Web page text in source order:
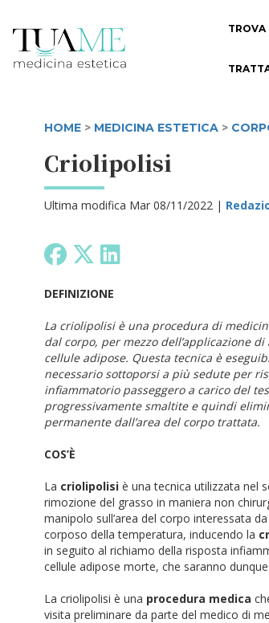
TROVA
HOME > MEDICINA ESTETICA >
Criolipolisi
Ultima modifica Mar 08/11/2022 |
DEFINIZIONE
La criolipolisi è una procedura di
dal corpo, per mezzo dell’applicazione
cellule adipose. Questa tecnica è
necessario sottoporsi a più sedute per
infiammatorio passeggero a carico del
progressivamente smaltite e quindi
permanente dall’area del corpo trattata.
COS’È
La criolipolisi è una tecnica utilizzata nel
rimozione del grasso in maniera non
manipolo sull’area del corpo interessata
corposo della temperatura, inducendo la
in seguito al richiamo della risposta
cellule adipose morte, che saranno
La criolipolisi è una procedura medica
visita preliminare da parte del medico di